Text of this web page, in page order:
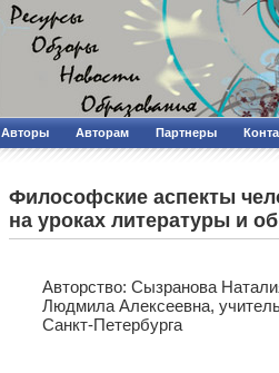
Авторы Авторам Партнеры
Философские аспекты
на уроках литературы и
Авторcтво: Сызранова
Людмила Алексеевна,
Санкт-Петербурга